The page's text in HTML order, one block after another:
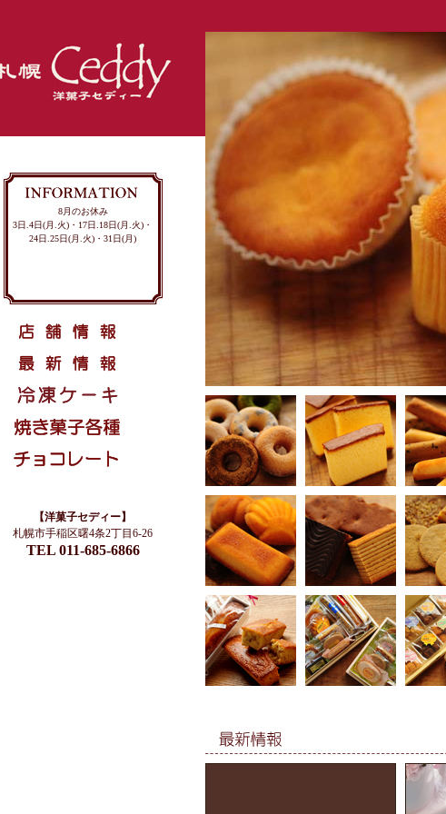
8月のお休み
3日.4日(月.火)・17日.18日(月.火)・
24日.25日(月.火)・31日(月)
【洋菓子セディー】
札幌市手稲区曙4条2丁目6-26
TEL 011-685-6866